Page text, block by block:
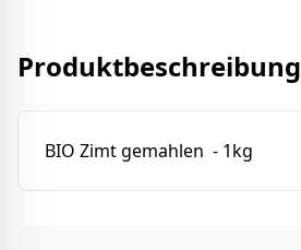
Produktbeschreibung
BIO Zimt gemahlen - 1kg